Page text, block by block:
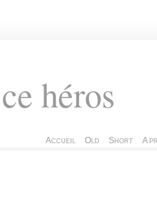
héros
Accueil Old Short A